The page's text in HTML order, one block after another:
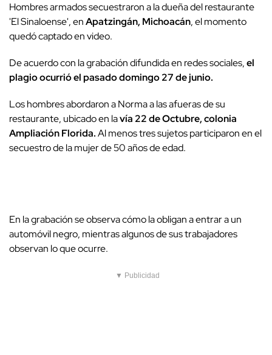
Hombres armados secuestraron a la dueña del restaurante
'El Sinaloense', enApatzingán, Michoacán, el momento
quedó captado en video.
De acuerdo con la grabación difundida en redes sociales,el
plagio ocurrió el pasado domingo 27 de junio.
Los hombres abordaron a Norma a las afueras de su
restaurante, ubicado en lavía 22 de Octubre, colonia
Ampliación Florida.Al menos tres sujetos participaron en el
secuestro de la mujer de 50 años de edad.
En la grabación se observa cómo la obligan a entrar a un
automóvil negro, mientras algunos de sus trabajadores
observan lo que ocurre.
▼ Publicidad